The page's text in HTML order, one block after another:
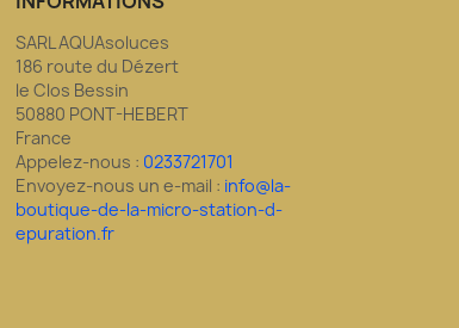
SARL AQUAsoluces
186 route du Dézert
le Clos Bessin
50880 PONT-HEBERT
France
Appelez-nous : 0233721701
Envoyez-nous un e-mail : info@la-
boutique-de-la-micro-station-d-
epuration.fr